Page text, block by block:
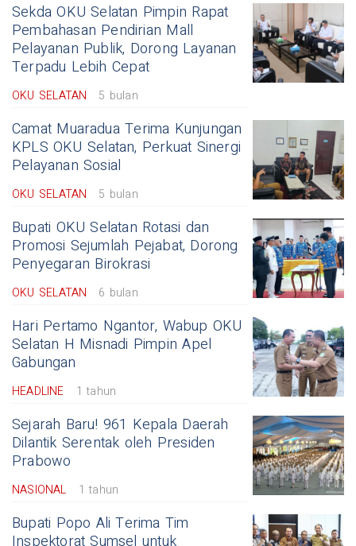
Sekda OKU Selatan Pimpin Rapat
Pembahasan Pendirian Mall
Pelayanan Publik, Dorong Layanan
Terpadu Lebih Cepat
OKU SELATAN 5 bulan
Camat Muaradua Terima Kunjungan
KPLS OKU Selatan, Perkuat Sinergi
Pelayanan Sosial
OKU SELATAN 5 bulan
Bupati OKU Selatan Rotasi dan
Promosi Sejumlah Pejabat, Dorong
Penyegaran Birokrasi
OKU SELATAN 6 bulan
Hari Pertamo Ngantor, Wabup OKU
Selatan H Misnadi Pimpin Apel
Gabungan
HEADLINE 1 tahun
Sejarah Baru! 961 Kepala Daerah
Dilantik Serentak oleh Presiden
Prabowo
NASIONAL 1 tahun
Bupati Popo Ali Terima Tim
Inspektorat Sumsel untuk